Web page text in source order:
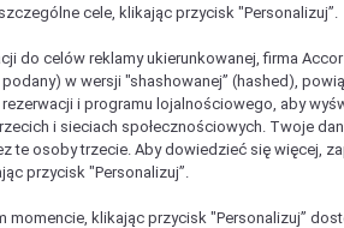
cele, klikając przycisk "Personalizuj”.
do celów reklamy ukierunkowanej, firma
w wersji "shashowanej” (hashed),
i programu lojalnościowego, aby
i sieciach społecznościowych. Twoje
te osoby trzecie. Aby dowiedzieć się więcej,
przycisk "Personalizuj”.
klikając przycisk "Personalizuj”